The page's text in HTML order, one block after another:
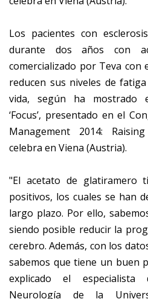
Los pacientes con
durante dos años con
comercializado por Teva con
reducen sus niveles de
vida, según ha mostrado
‘Focus’, presentado en el
Management 2014:
celebra en Viena (Austria).
"El acetato de glatiramero
positivos, los cuales se han
largo plazo. Por ello,
siendo posible reducir la
cerebro. Además, con los
sabemos que tiene un buen
explicado el especialista
Neurología de la